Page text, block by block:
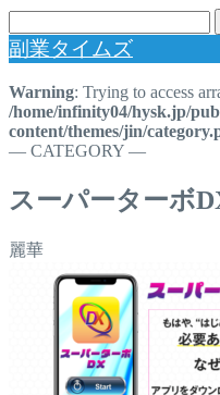
副業タイムズ
Warning: Trying to access
/home/infinity04/hysk.jp/
content/themes/jin/
― CATEGORY ―
スーパーターボ
麗華